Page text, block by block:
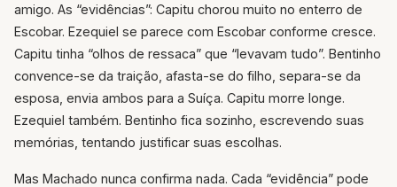
amigo. As “evidências”: Capitu chorou muito no enterro de
Escobar. Ezequiel se parece com Escobar conforme cresce.
Capitu tinha “olhos de ressaca” que “levavam tudo”. Bentinho
convence-se da traição, afasta-se do filho, separa-se da
esposa, envia ambos para a Suíça. Capitu morre longe.
Ezequiel também. Bentinho fica sozinho, escrevendo suas
memórias, tentando justificar suas escolhas.
Mas Machado nunca confirma nada. Cada “evidência” pode